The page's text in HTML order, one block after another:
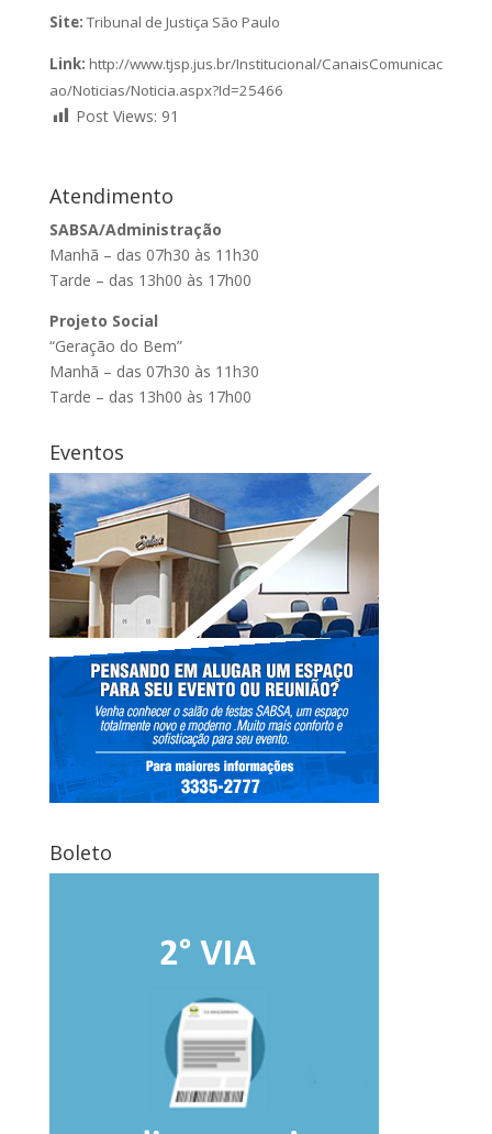
Site: Tribunal de Justiça São Paulo
Link: http://www.tjsp.jus.br/Institucional/CanaisComunicac
ao/Noticias/Noticia.aspx?Id=25466
Post Views: 91
Atendimento
SABSA/Administração
Manhã – das 07h30 às 11h30
Tarde – das 13h00 às 17h00
Projeto Social
“Geração do Bem”
Manhã – das 07h30 às 11h30
Tarde – das 13h00 às 17h00
Eventos
Boleto